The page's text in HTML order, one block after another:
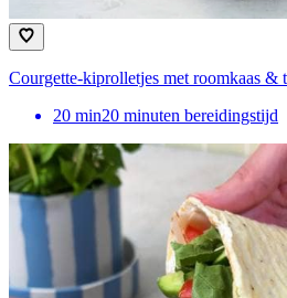
Courgette-kiprolletjes met roomkaas &
20 min20 minuten bereidingstijd